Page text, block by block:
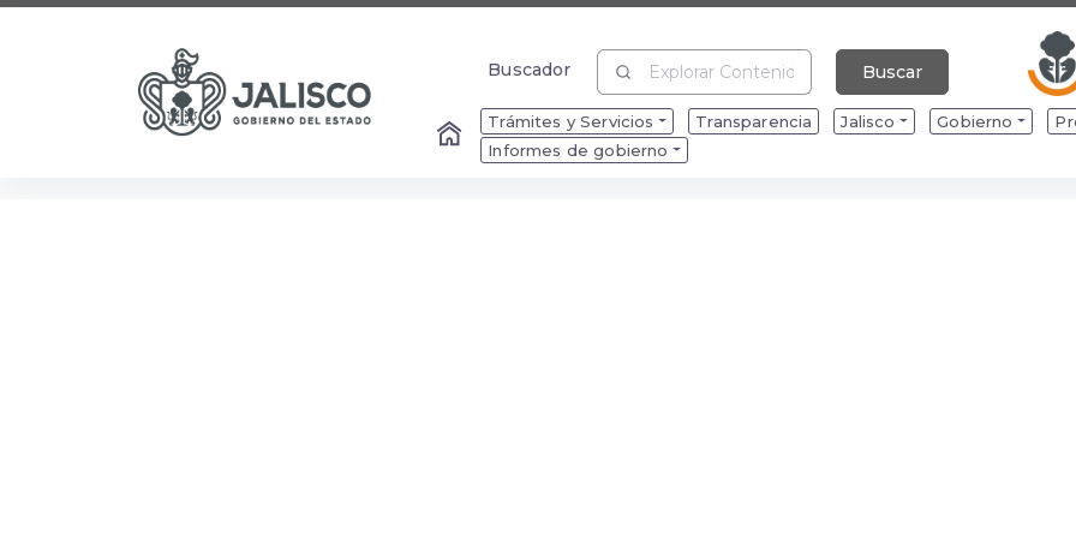
Buscador
Buscar
Trámites y Servicios Transparencia Jalisco Gobierno
Informes de gobierno